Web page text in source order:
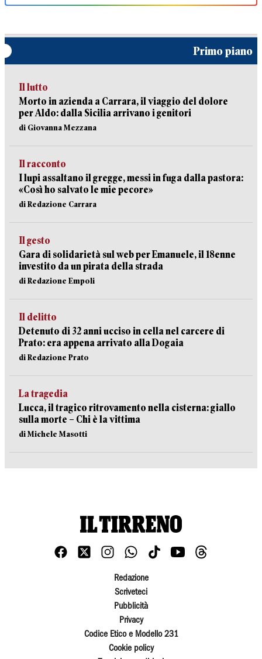
Primo piano
Il lutto
Morto in azienda a Carrara, il viaggio del dolore
per Aldo: dalla Sicilia arrivano i genitori
di Giovanna Mezzana
Il racconto
I lupi assaltano il gregge, messi in fuga dalla pastora:
«Così ho salvato le mie pecore»
di Redazione Carrara
Il gesto
Gara di solidarietà sul web per Emanuele, il 18enne
investito da un pirata della strada
di Redazione Empoli
Il delitto
Detenuto di 32 anni ucciso in cella nel carcere di
Prato: era appena arrivato alla Dogaia
di Redazione Prato
La tragedia
Lucca, il tragico ritrovamento nella cisterna: giallo
sulla morte – Chi è la vittima
di Michele Masotti
Redazione
Scriveteci
Pubblicità
Privacy
Codice Etico e Modello 231
Cookie policy